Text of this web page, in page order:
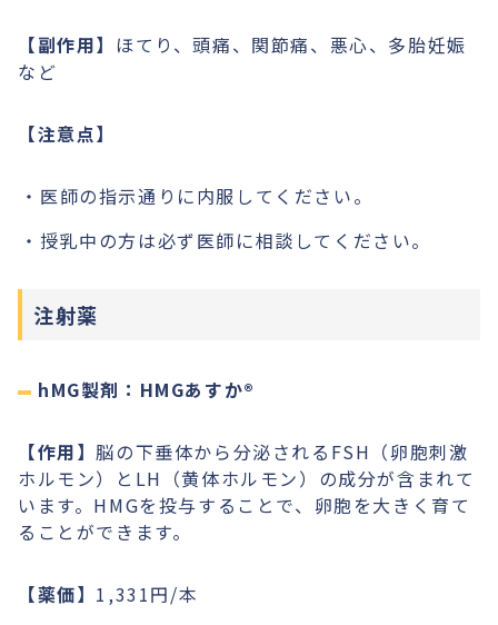
【副作用】 ほてり、頭痛、関節痛、悪心、多胎妊娠
など
【注意点】
医師の指示通りに内服してください。
授乳中の方は必ず医師に相談してください。
注射薬
hMG製剤：HMGあすか®︎
【作用】脳の下垂体から分泌されるFSH（卵胞刺激
ホルモン）とLH（黄体ホルモン）の成分が含まれて
います。HMGを投与することで、卵胞を大きく育て
ることができます。
【薬価】 1,331円/本